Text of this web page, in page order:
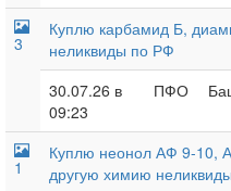
3
Куплю карбамид Б,
неликвиды по РФ
30.07.26 в
09:23
ПФО
1
Куплю неонол АФ 9-10,
другую химию